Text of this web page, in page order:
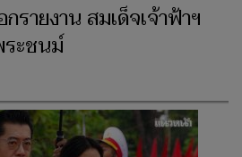
รายงาน สมเด็จเจ้าฟ้าฯ
ะชนม์